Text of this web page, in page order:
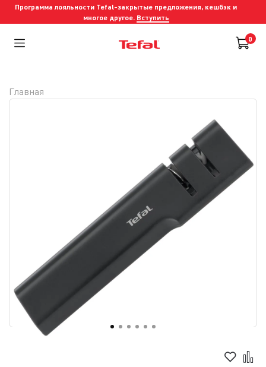
Программа лояльности Tefal-закрытые предложения, кешбэк и
многое другое. Вступить
0
Главная